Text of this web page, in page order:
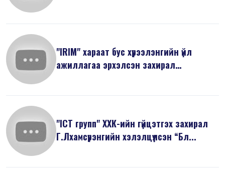
"IRIM" хараат бус хүрээлэнгийн үйл
ажиллагаа эрхэлсэн захирал
"ICT групп" ХХК-ийн гүйцэтгэх захирал
Г.Лхамсүрэнгийн хэлэлцүүлсэн “Бл...